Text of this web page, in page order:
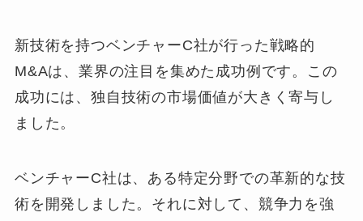
新技術を持つベンチャーC社が行った戦略的
M&Aは、業界の注目を集めた成功例です。この
成功には、独自技術の市場価値が大きく寄与し
ました。
ベンチャーC社は、ある特定分野での革新的な技
術を開発しました。それに対して、競争力を強